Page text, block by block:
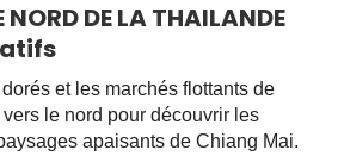
NORD DE LA THAILANDE
et les marchés flottants de
le nord pour découvrir les
apaisants de Chiang Mai.